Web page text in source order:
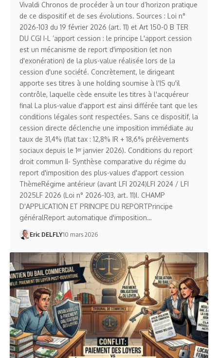
Vivaldi Chronos de procéder à un tour d’horizon pratique
de ce dispositif et de ses évolutions. Sources : Loi n°
2026-103 du 19 février 2026 (art. 11) et Art 150-0 B TER
DU CGI I-L ’apport cession : le principe L'apport cession
est un mécanisme de report d'imposition (et non
d'exonération) de la plus-value réalisée lors de la
cession d'une société. Concrètement, le dirigeant
apporte ses titres à une holding soumise à l'IS qu'il
contrôle, laquelle cède ensuite les titres à l'acquéreur
final La plus-value d'apport est ainsi différée tant que les
conditions légales sont respectées. Sans ce dispositif, la
cession directe déclenche une imposition immédiate au
taux de 31,4% (flat tax : 12,8% IR + 18,6% prélèvements
sociaux depuis le 1ᵉʳ janvier 2026). Conditions du report
droit commun II- Synthèse comparative du régime du
report d'imposition des plus-values d'apport cession
ThèmeRégime antérieur (avant LFI 2024)LFI 2024 / LFI
2025LF 2026 (Loi n° 2026-103, art. 11)I. CHAMP
D'APPLICATION ET PRINCIPE DU REPORTPrincipe
généralReport automatique d'imposition…
Eric DELFLY10 mars 2026